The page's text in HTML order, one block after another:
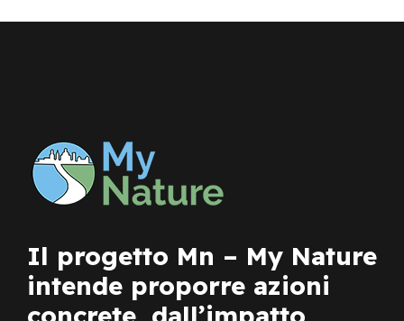
Il progetto Mn – My Nature
intende proporre azioni